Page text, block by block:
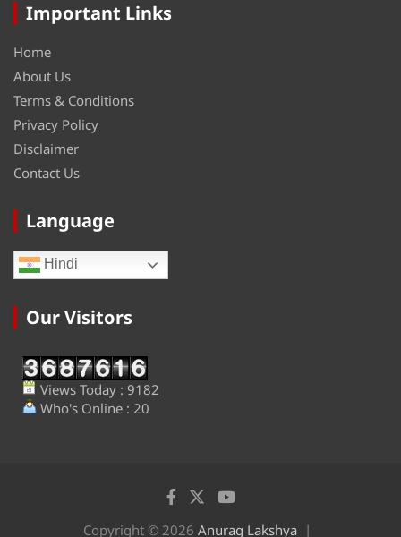
Important Links
Home
About Us
Terms & Conditions
Privacy Policy
Disclaimer
Contact Us
Language
Hindi
Our Visitors
Views Today : 9182
Who's Online : 20
Copyright © 2026 Anurag Lakshya